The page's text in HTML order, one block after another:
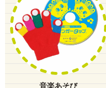
音楽あそび